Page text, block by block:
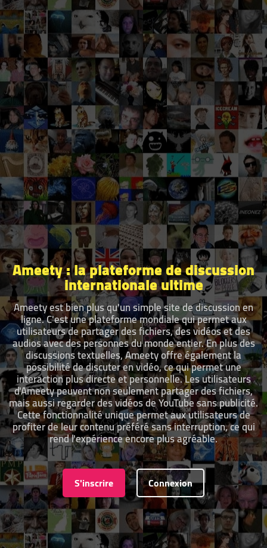
Ameety : la plateforme de discussion
internationale ultime
Ameety est bien plus qu'un simple site de discussion en
ligne. C'est une plateforme mondiale qui permet aux
utilisateurs de partager des fichiers, des vidéos et des
audios avec des personnes du monde entier. En plus des
discussions textuelles, Ameety offre également la
possibilité de discuter en vidéo, ce qui permet une
interaction plus directe et personnelle. Les utilisateurs
d'Ameety peuvent non seulement partager des fichiers,
mais aussi regarder des vidéos de YouTube sans publicité.
Cette fonctionnalité unique permet aux utilisateurs de
profiter de leur contenu préféré sans interruption, ce qui
rend l'expérience encore plus agréable.
S'inscrire Connexion